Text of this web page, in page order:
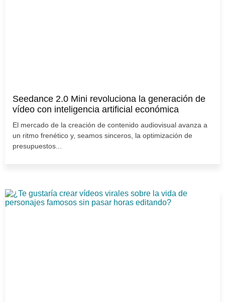
Seedance 2.0 Mini revoluciona la generación de
vídeo con inteligencia artificial económica
El mercado de la creación de contenido audiovisual avanza a
un ritmo frenético y, seamos sinceros, la optimización de
presupuestos...